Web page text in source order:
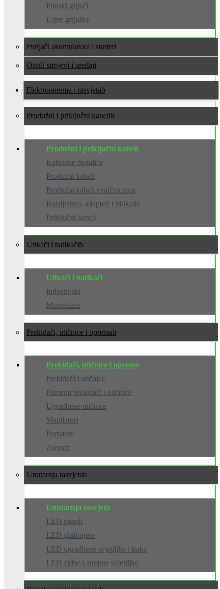
Plinski grijači
Uljne grijalice
Punjači akumulatora i starteri
Ostali strojevi i uređaji
Elektrooprema i rasvjeta
Produžni i priključni kabeli
Produžni i priključni kabeli
Kabelske motalice
Produžni kabeli
Produžni kabeli s utičnicama
Razdjelnici, adapteri i blokade
Priključni kabeli
Utikači i natikači
Utikači i natikači
Industrijski
Monofazni
Prekidači, utičnice i oprema
Prekidači, utičnice i oprema
Prekidači i utičnice
Pametni prekidači i utičnice
Ugradbene utičnice
Ventilatori
Portafoni
Zvonca
Unutarnja rasvjeta
Unutarnja rasvjeta
LED paneli
LED plafonjere
LED ugradbene svjetiljke i trake
LED zidne i stropne svjetiljke